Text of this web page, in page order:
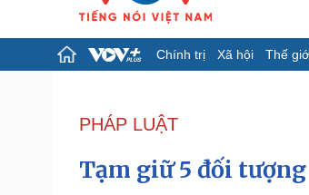
Chính trị Xã hội Thế
Đảng
Tổ chức nhân sự
Nhận diện sự thật
Dấu
PHÁP LUẬT
Tạm giữ 5 đối